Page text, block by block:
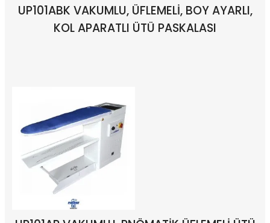
UP101ABK VAKUMLU, ÜFLEMELİ, BOY AYARLI,
KOL APARATLI ÜTÜ PASKALASI